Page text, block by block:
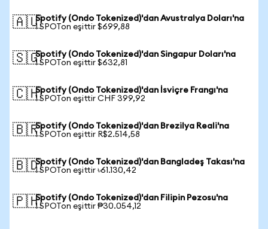
🇦🇺Spotify (Ondo Tokenized)'dan Avustralya Doları'na
1 SPOTon eşittir $699,88
🇸🇬Spotify (Ondo Tokenized)'dan Singapur Doları'na
1 SPOTon eşittir $632,81
🇨🇭Spotify (Ondo Tokenized)'dan İsviçre Frangı'na
1 SPOTon eşittir CHF 399,92
🇧🇷Spotify (Ondo Tokenized)'dan Brezilya Reali'na
1 SPOTon eşittir R$2.514,58
🇧🇩Spotify (Ondo Tokenized)'dan Bangladeş Takası'na
1 SPOTon eşittir ৳61.130,42
🇵🇭Spotify (Ondo Tokenized)'dan Filipin Pezosu'na
1 SPOTon eşittir ₱30.054,12